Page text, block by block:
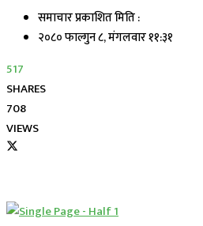
समाचार प्रकाशित मिति :
२०८० फाल्गुन ८, मंगलवार ११:३१
517
SHARES
708
VIEWS